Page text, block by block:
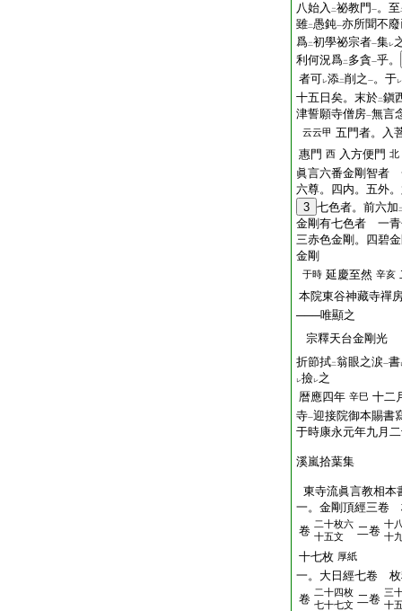
八始入 二祕教門 一。至
雖二愚鈍一亦所聞不
爲二初學祕宗者一集レ
利何況爲二 多貪一乎。
者可レ添二削之 一。于レ
十五日矣。末於二鎭
津誓願寺僧房一無言
云云甲 五門者。入
惠門 西 入方便門 北
眞言六番金剛智者
六尊。四内。五外
3 七色者。前六加
金剛有七色者 一青
三赤色金剛。四碧
金剛
于時 延慶至然 辛亥
本院東谷神藏寺禪
───唯顯之
宗釋天台金剛光
折節拭二翁眼之涙一書
レ撿レ之
暦應四年 辛巳 十二
寺一迎接院御本賜書
于時康永元年九月
溪嵐拾葉集
東寺流眞言教相本
一。金剛頂經三卷
卷 二十枚六
十五文
二卷 十
十
十七枚 厚紙
一。大日經七卷
卷 二十四枚
七十七文 二卷 三
十